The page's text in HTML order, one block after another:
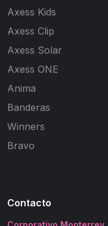
Axess Kids
Axess Clip
Axess Solar
Axess ONE
Anima
Banderas
Winners
Bravo
Contacto